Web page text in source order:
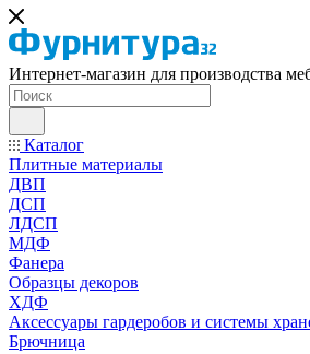
Интернет-магазин для производства
Каталог
Плитные материалы
ДВП
ДСП
ЛДСП
МДФ
Фанера
Образцы декоров
ХДФ
Аксессуары гардеробов и системы
Брючница